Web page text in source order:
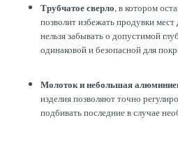
Трубчатое сверло, в котором
позволит избежать продувки
нельзя забывать о допустимой
одинаковой и безопасной для
Молоток и небольшая
изделия позволяют точно
подбивать последние в случае